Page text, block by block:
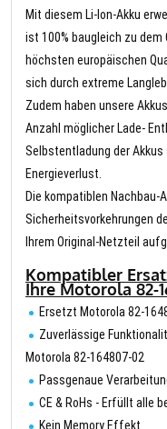
Mit diesem Li-Ion-Akku
ist 100% baugleich zu dem
höchsten europäischen
sich durch extreme
Zudem haben unsere
Anzahl möglicher Lade-
Selbstentladung der
Energieverlust.
Die kompatiblen Nachbau-
Sicherheitsvorkehrungen
Ihrem Original-Netzteil
Kompatibler
Ihre Motorola 82-
Ersetzt Motorola 82-
Zuverlässige
Motorola 82-164807-02
Passgenaue
CE & RoHs - Erfüllt alle
Kein Memory Effekt